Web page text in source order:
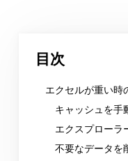
目次
エクセルが重い時
キャッシュを手
エクスプローラ
不要なデータを